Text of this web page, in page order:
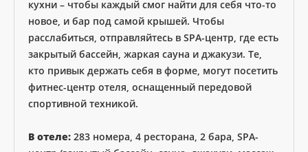
кухни – чтобы каждый смог найти для себя что-то
новое, и бар под самой крышей. Чтобы
расслабиться, отправляйтесь в SPA-центр, где есть
закрытый бассейн, жаркая сауна и джакузи. Те,
кто привык держать себя в форме, могут посетить
фитнес-центр отеля, оснащенный передовой
спортивной техникой.
В отеле: 283 номера, 4 ресторана, 2 бара, SPA-